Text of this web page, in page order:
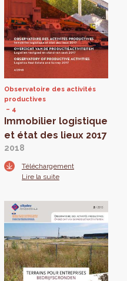
Observatoire des activités
productives
4
Immobilier logistique
et état des lieux 2017
2018
Téléchargement
Lire la suite